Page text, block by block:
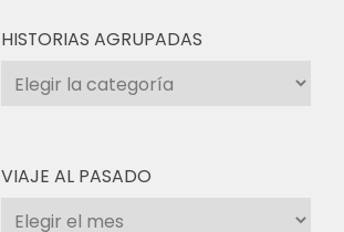
HISTORIAS AGRUPADAS
Historias
agrupadas
VIAJE AL PASADO
Viaje